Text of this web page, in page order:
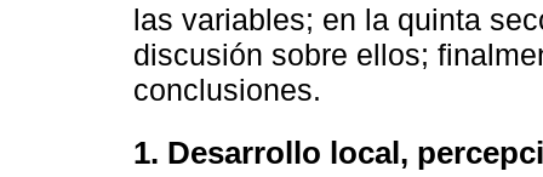
las variables; en la quinta
discusión sobre ellos;
conclusiones.
1. Desarrollo local,